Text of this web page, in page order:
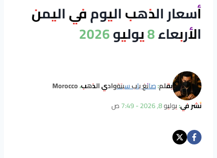
أسعار الذهب اليوم في اليمن
الأربعاء 8 يوليو 2026
بقلم:صائغ باب سبتةوادي الذهب، Morocco
نُشر في:يوليو 8, 2026 - 7:49 ص